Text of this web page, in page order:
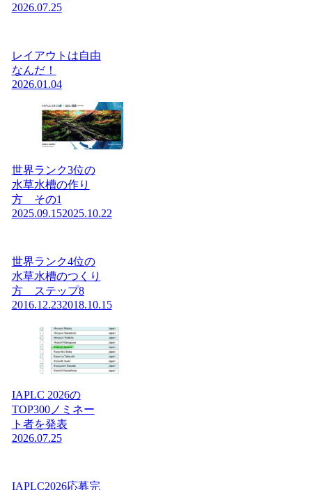
2026.07.25
レイアウトは自由
なんだ！
2026.01.04
世界ランク3位の
水草水槽の作り
方 その1
2025.09.152025.10.22
世界ランク4位の
水草水槽のつくり
方 ステップ8
2016.12.232018.10.15
IAPLC 2026の
TOP300ノミネー
ト者を発表
2026.07.25
IAPLC2026応募完